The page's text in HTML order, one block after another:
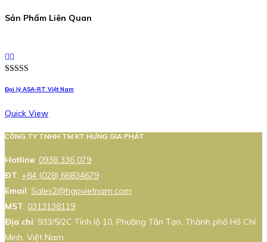
Sản Phẩm Liên Quan
hạng5.005
Đại lý ASA-RT Việt Nam
Quick View
CÔNG TY TNHH TM KT HƯNG GIA PHÁT
Hotline: 0938 336 079
ĐT: +84 (028) 66834679
Email: Sales2@hgpvietnam.com
MST: 0313138119
Địa chỉ: 933/5/2C Tỉnh lộ 10, Phường Tân Tạo, Thành phố Hồ Chí
Minh, Việt Nam.